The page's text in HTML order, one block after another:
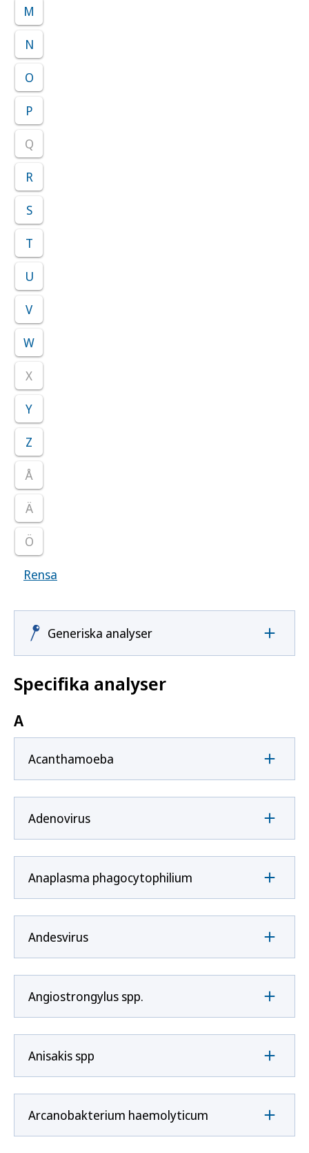
M
N
O
P
Q
R
S
T
U
V
W
X
Y
Z
Å
Ä
Ö
Rensa
Generiska analyser
Specifika analyser
A
Acanthamoeba
Adenovirus
Anaplasma phagocytophilium
Andesvirus
Angiostrongylus spp.
Anisakis spp
Arcanobakterium haemolyticum